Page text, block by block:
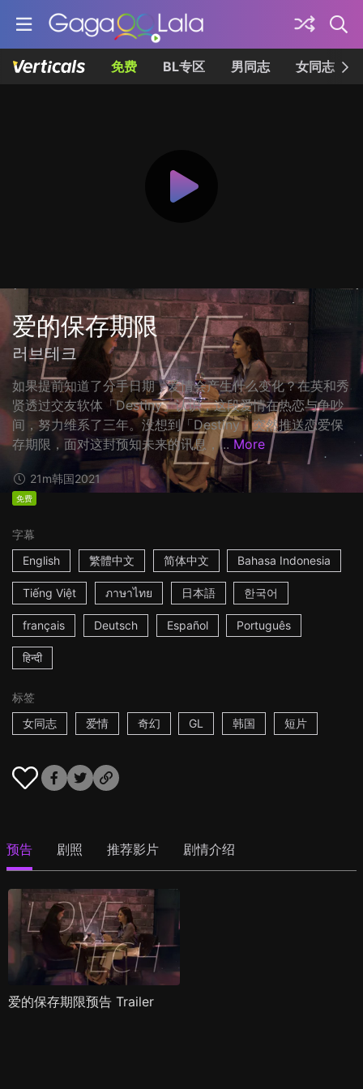
免费 BL专区 男同志 女同志
爱的保存期限
러브테크
如果提前知道了分手日期，爱情会产生什么变化？在英和秀
贤透过交友软体「Destiny」认识，这段爱情在热恋与争吵
间，努力维系了三年。没想到「Destiny」突然推送恋爱保
存期限，面对这封预知未来的讯息，... More
21m韩国2021
免费
字幕
English
繁體中文 简体中文 Bahasa Indonesia
Tiếng Việt ภาษาไทย 日本語 한국어
français Deutsch Español Português
हिन्दी
标签
女同志
爱情 奇幻 GL 韩国 短片
预告 剧照 推荐影片 剧情介绍
爱的保存期限预告 Trailer